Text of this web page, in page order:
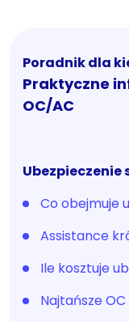
Poradnik dla
Praktyczne
OC/AC
Ubezpieczenie
Co obejmuje
Assistance
Ile kosztuje
Najtańsze